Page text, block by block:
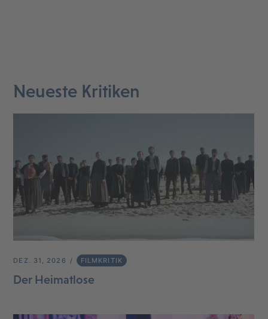
Neueste Kritiken
DEZ. 31, 2026 FILMKRITIK
Der Heimatlose